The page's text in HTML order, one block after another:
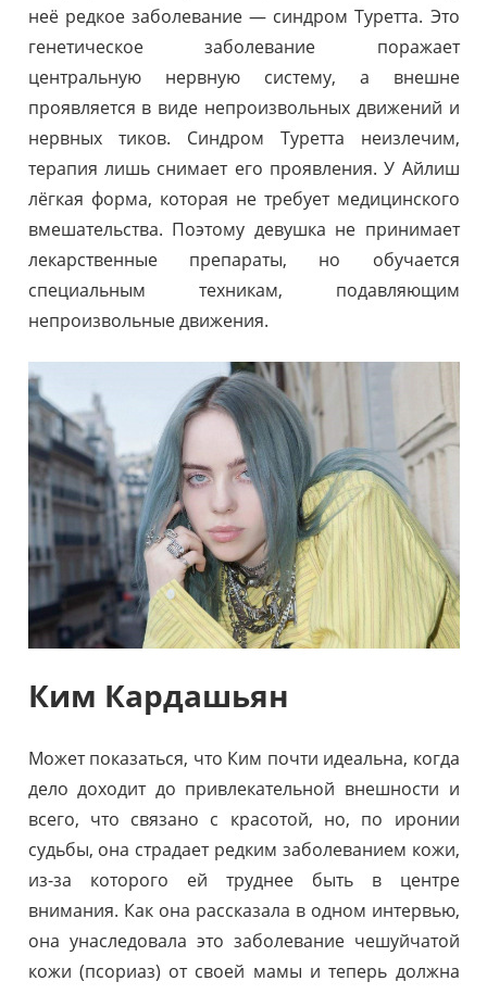
неё редкое заболевание — синдром Туретта. Это
генетическое заболевание поражает
центральную нервную систему, а внешне
проявляется в виде непроизвольных движений и
нервных тиков. Синдром Туретта неизлечим,
терапия лишь снимает его проявления. У Айлиш
лёгкая форма, которая не требует медицинского
вмешательства. Поэтому девушка не принимает
лекарственные препараты, но обучается
специальным техникам, подавляющим
непроизвольные движения.
Ким Кардашьян
Может показаться, что Ким почти идеальна, когда
дело доходит до привлекательной внешности и
всего, что связано с красотой, но, по иронии
судьбы, она страдает редким заболеванием кожи,
из-за которого ей труднее быть в центре
внимания. Как она рассказала в одном интервью,
она унаследовала это заболевание чешуйчатой
кожи (псориаз) от своей мамы и теперь должна